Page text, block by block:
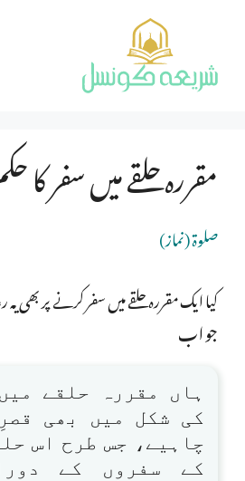
content
مقررہ حلقے میں سفر کا
صلوة (نماز)
کیا ایک مقررہ حلقے میں سفر کرنے پر بھی
جواب
ہاں مقررہ حلقے
کی شکل میں بھی قصرِ
چاہیے، جس طرح اس
کے سفروں کے